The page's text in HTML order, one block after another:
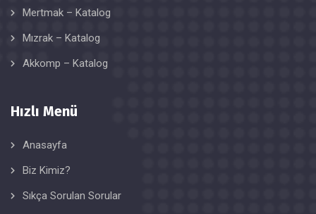
Mertmak – Katalog
Mızrak – Katalog
Akkomp – Katalog
Hızlı Menü
Anasayfa
Biz Kimiz?
Sıkça Sorulan Sorular